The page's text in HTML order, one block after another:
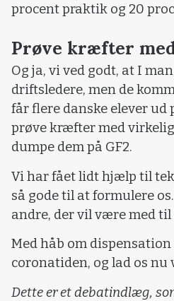
procent praktik og 20
Prøve kræfter
Og ja, vi ved godt, at I
driftsledere, men de
får flere danske elever ud
prøve kræfter med
dumpe dem på GF2.
Vi har fået lidt hjælp til
så gode til at formulere
andre, der vil være med
Med håb om
coronatiden, og lad os nu
Dette er et debatindlæg,